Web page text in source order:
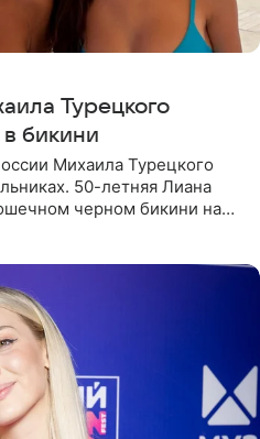
Турецкого
бикини
Михаила Турецкого
50-летняя Лиана
черном бикини на